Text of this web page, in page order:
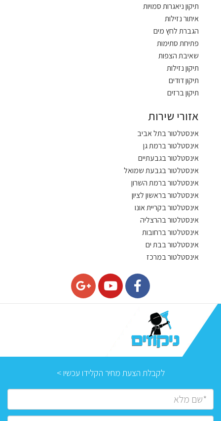
תיקון ניאגרות סמויות
איתור נזילות
הגברת לחץ מים
פתיחת סתימות
שאיבת הצפות
תיקון נזילות
תיקון דודים
תיקון ברזים
אזורי שירות
אינסטלטור בתל אביב
אינסטלטור ברמת גן
אינסטלטור בגבעתיים
אינסטלטור בגבעת שמואל
אינסטלטור ברמת השרון
אינסטלטור בראשון לציון
אינסטלטור בקריית אונו
אינסטלטור בהרצליה
אינסטלטור ברחובות
אינסטלטור בבת ים
אינסטלטור במרכז
לקבלת הצעת מחיר הקלידו עכשיו >